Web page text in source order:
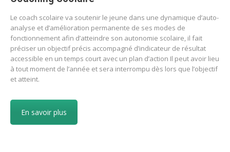
Le coach scolaire va soutenir le jeune dans une dynamique d’auto-
analyse et d’amélioration permanente de ses modes de
fonctionnement afin d’atteindre son autonomie scolaire, il fait
préciser un objectif précis accompagné d’indicateur de résultat
accessible en un temps court avec un plan d’action Il peut avoir lieu
à tout moment de l’année et sera interrompu dès lors que l’objectif
et atteint.
En savoir plus